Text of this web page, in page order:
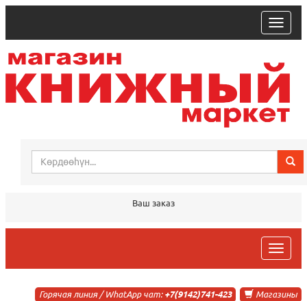
trk
Ваш заказ
trk
Магазины
Горячая линия / WhatApp чат: +7(9142)741-423